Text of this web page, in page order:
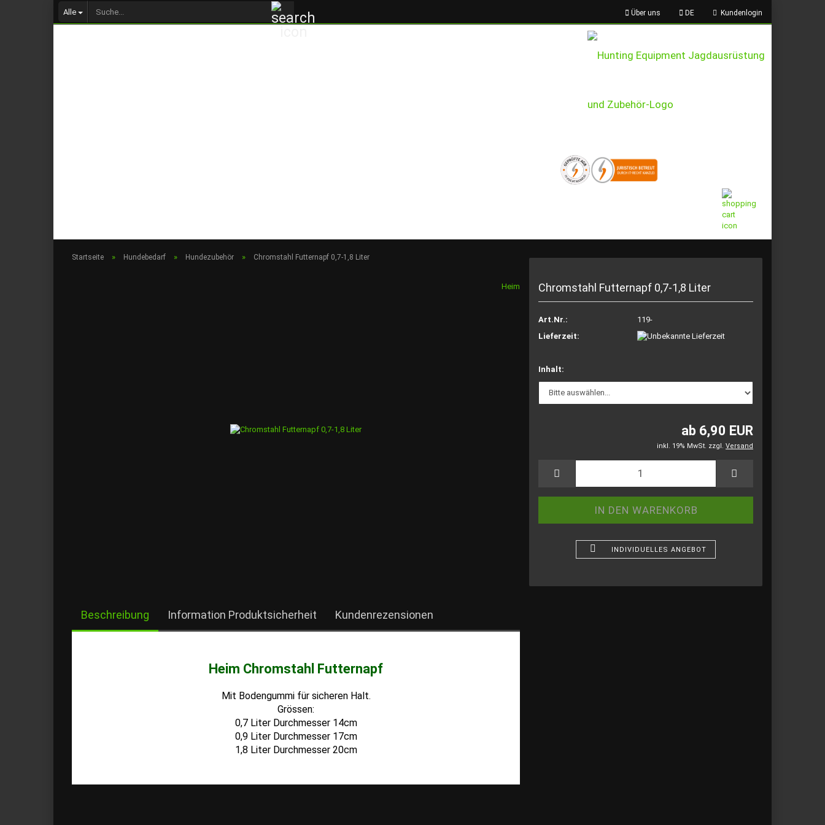
Über uns DE Kundenlogin
Alle
Startseite » Hundebedarf » Hundezubehör » Chromstahl Futternapf 0,7-1,8 Liter
Heim Chromstahl Futternapf 0,7-1,8 Liter
Art.Nr.:
119-
Lieferzeit:
Inhalt:
ab 6,90 EUR
inkl. 19% MwSt. zzgl. Versand
INDIVIDUELLES ANGEBOT
Beschreibung Information Produktsicherheit Kundenrezensionen
Heim Chromstahl Futternapf
Mit Bodengummi für sicheren Halt.
Grössen:
0,7 Liter Durchmesser 14cm
0,9 Liter Durchmesser 17cm
1,8 Liter Durchmesser 20cm